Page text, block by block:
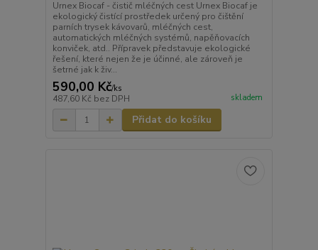
Urnex Biocaf - čistič mléčných cest Urnex Biocaf je
ekologický čistící prostředek určený pro čištění
parních trysek kávovarů, mléčných cest,
automatických mléčných systémů, napěňovacích
konviček, atd.. Přípravek představuje ekologické
řešení, které nejen že je účinné, ale zároveň je
šetrné jak k živ...
590,00 Kč/ks
487,60 Kč bez DPH skladem
Přidat do košíku